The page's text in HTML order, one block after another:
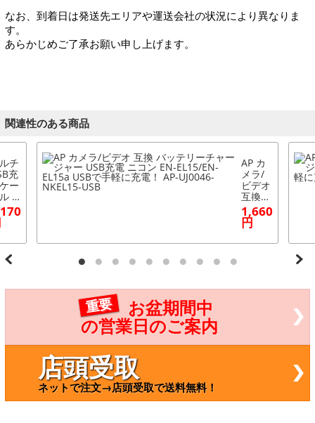
なお、到着日は発送先エリアや運送会社の状況により異なりま
す。
あらかじめご了承お願い申し上げます。
関連性のある商品
チ
充
ー
m
ピ
iPa
充
AP カ
メラ/
ビデオ
互換
バッテ
リーチ
ャージ
ャー U
15/EN-
AP-UJ0
1,660
円
重要
お盆期間中
の営業日のご案内
店頭受取
ネットで注文→店頭受取で送料無料！